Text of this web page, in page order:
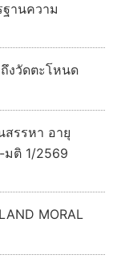
ฐานความ
งวัดตะโหนด
สรรหา อายุ
มติ 1/2569
MORAL